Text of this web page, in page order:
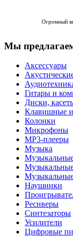
Огромный
Мы
Аксессуары
Гитары и
Диски,
Клавишные
Колонки
Микрофоны
МР3-плееры
Музыка
Наушники
Ресиверы
Синтезаторы
Усилители
Цифровые